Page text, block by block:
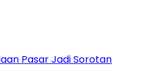
Pasar Jadi Sorotan